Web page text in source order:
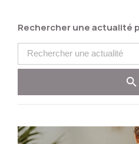
Rechercher une actualité